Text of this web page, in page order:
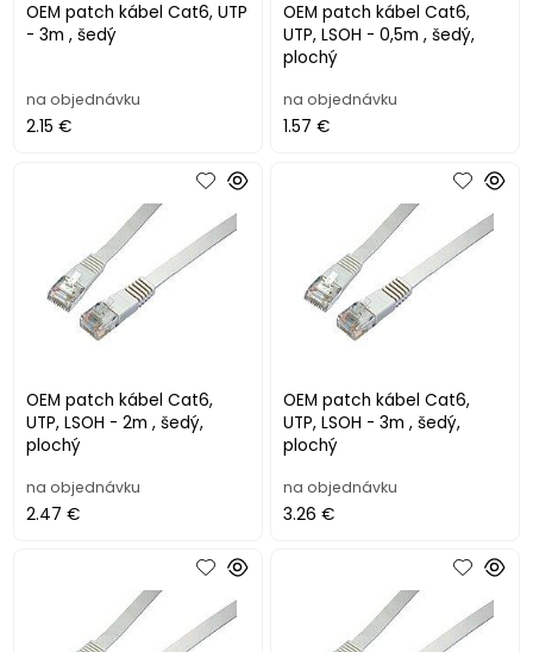
OEM patch kábel Cat6, UTP
- 3m , šedý
na objednávku
2.15 €
OEM patch kábel Cat6,
UTP, LSOH - 0,5m , šedý,
plochý
na objednávku
1.57 €
OEM patch kábel Cat6,
UTP, LSOH - 2m , šedý,
plochý
na objednávku
2.47 €
OEM patch kábel Cat6,
UTP, LSOH - 3m , šedý,
plochý
na objednávku
3.26 €